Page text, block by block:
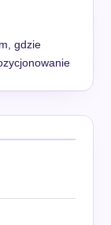
gdzie